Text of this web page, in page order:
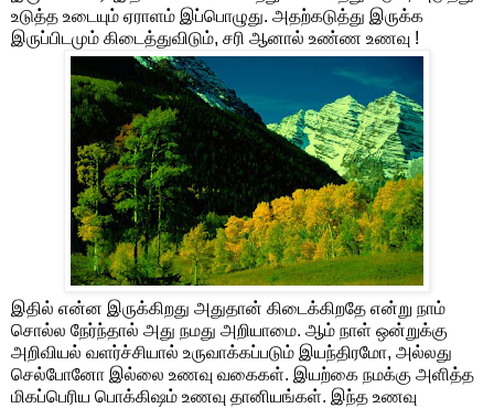
உடுத்த உடையும் ஏராளம் இப்பொழுது. அதற்கடுத்து இருக்க
இருப்பிடமும் கிடைத்துவிடும், சரி ஆனால் உண்ண உணவு !
இதில் என்ன இருக்கிறது அதுதான் கிடைக்கிறதே என்று நாம்
சொல்ல நேர்ந்தால் அது நமது அறியாமை. ஆம் நாள் ஒன்றுக்கு
அறிவியல் வளர்ச்சியால் உருவாக்கப்படும் இயந்திரமோ, அல்லது
செல்போனோ இல்லை உணவு வகைகள். இயற்கை நமக்கு அளித்த
மிகப்பெரிய பொக்கிஷம் உணவு தானியங்கள். இந்த உணவு